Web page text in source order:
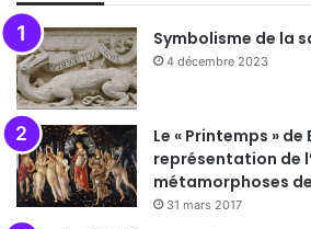
Symbolisme de la
4 décembre 2023
Le « Printemps »
représentation de
métamorphoses
31 mars 2017